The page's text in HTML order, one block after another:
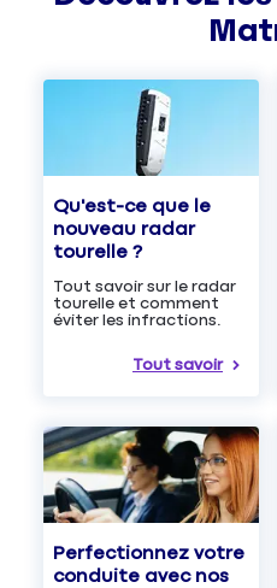
Qu'est-ce que le
nouveau radar
tourelle ?
Tout savoir sur le radar
tourelle et comment
éviter les infractions.
Tout savoir
Perfectionnez votre
conduite avec nos